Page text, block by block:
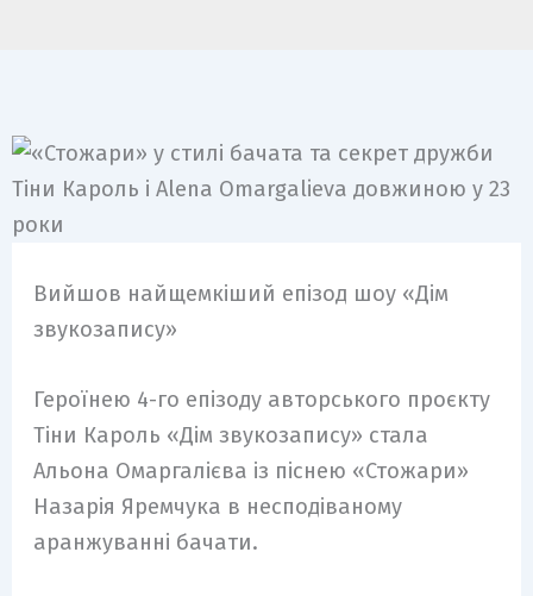
Вийшов найщемкіший епізод шоу «Дім
звукозапису»
Героїнею 4-го епізоду авторського проєкту
Тіни Кароль «Дім звукозапису» стала
Альона Омаргалієва із піснею «Стожари»
Назарія Яремчука в несподіваному
аранжуванні бачати.